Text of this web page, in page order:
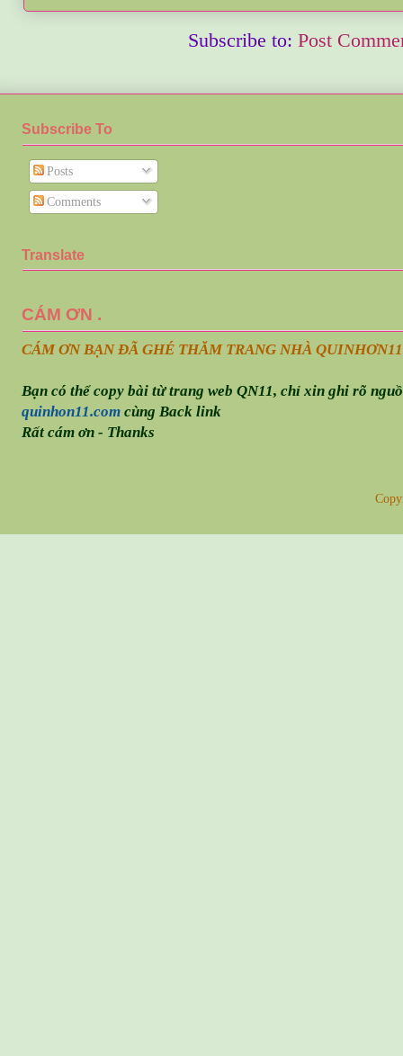
Subscribe to: Post
Subscribe To
Posts
Comments
Translate
CÁM ƠN .
CÁM ƠN BẠN ĐÃ GHÉ THĂM TRANG NHÀ QUINHƠN
Bạn có thể copy bài từ trang web QN11, chỉ xin ghi rõ
quinhon11.comcùng Back link
Rất cám ơn - Thanks